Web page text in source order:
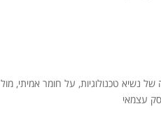
נשיא טכנולוגיות, על חומר אמיתי,
עצמאי